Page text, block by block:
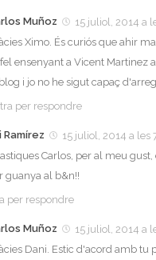
Muñoz
15 juliol, 2014 a
Ximo. És curiós que ahir
ensenyant a Vicent Martinez
i jo no he sigut capaç
per respondre
Ramírez
15 juliol, 2014 a les
Carlos, per al meu gust,
guanya al b&n!!
per respondre
Muñoz
15 juliol, 2014 a
Dani. Estic d'acord amb tu